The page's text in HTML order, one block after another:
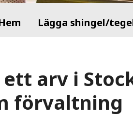
Lägga shingel/
ett arv i
förvaltning